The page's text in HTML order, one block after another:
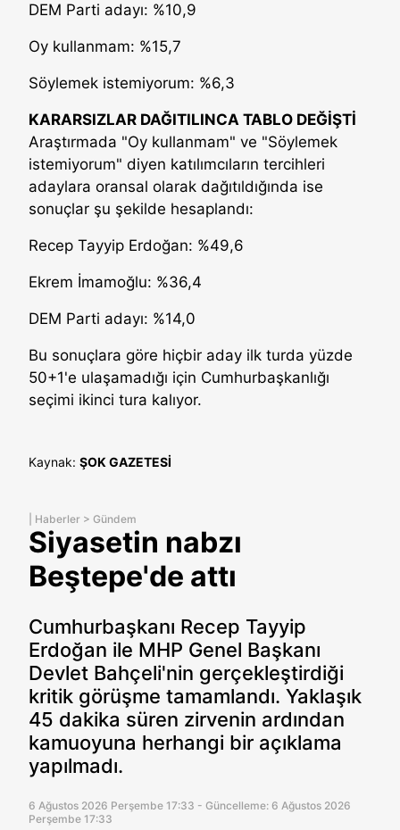
DEM Parti adayı: %10,9
Oy kullanmam: %15,7
Söylemek istemiyorum: %6,3
KARARSIZLAR DAĞITILINCA TABLO DEĞİŞTİ
Araştırmada "Oy kullanmam" ve "Söylemek
istemiyorum" diyen katılımcıların tercihleri
adaylara oransal olarak dağıtıldığında ise
sonuçlar şu şekilde hesaplandı:
Recep Tayyip Erdoğan: %49,6
Ekrem İmamoğlu: %36,4
DEM Parti adayı: %14,0
Bu sonuçlara göre hiçbir aday ilk turda yüzde
50+1'e ulaşamadığı için Cumhurbaşkanlığı
seçimi ikinci tura kalıyor.
Kaynak: ŞOK GAZETESİ
Haberler > Gündem
Siyasetin nabzı
Beştepe'de attı
Cumhurbaşkanı Recep Tayyip
Erdoğan ile MHP Genel Başkanı
Devlet Bahçeli'nin gerçekleştirdiği
kritik görüşme tamamlandı. Yaklaşık
45 dakika süren zirvenin ardından
kamuoyuna herhangi bir açıklama
yapılmadı.
6 Ağustos 2026 Perşembe 17:33 - Güncelleme: 6 Ağustos 2026
Perşembe 17:33